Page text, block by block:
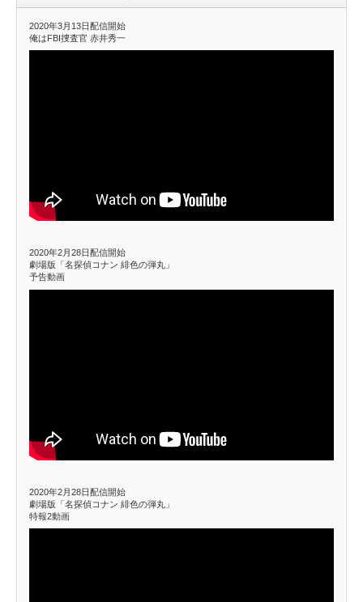
2020年3月13日配信開始
俺はFBI捜査官 赤井秀一
2020年2月28日配信開始
劇場版「名探偵コナン 緋色の弾丸」
予告動画
2020年2月28日配信開始
劇場版「名探偵コナン 緋色の弾丸」
特報2動画